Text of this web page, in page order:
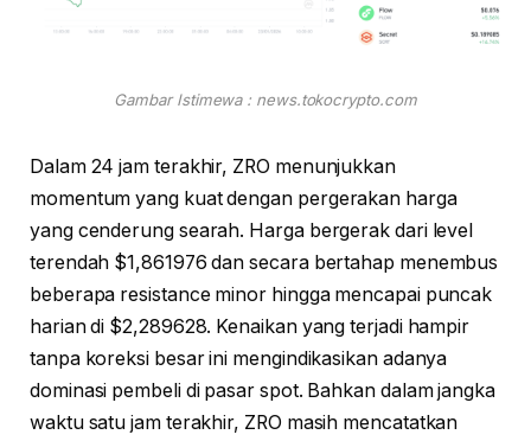
Gambar Istimewa : news.tokocrypto.com
Dalam 24 jam terakhir, ZRO menunjukkan
momentum yang kuat dengan pergerakan harga
yang cenderung searah. Harga bergerak dari level
terendah $1,861976 dan secara bertahap menembus
beberapa resistance minor hingga mencapai puncak
harian di $2,289628. Kenaikan yang terjadi hampir
tanpa koreksi besar ini mengindikasikan adanya
dominasi pembeli di pasar spot. Bahkan dalam jangka
waktu satu jam terakhir, ZRO masih mencatatkan